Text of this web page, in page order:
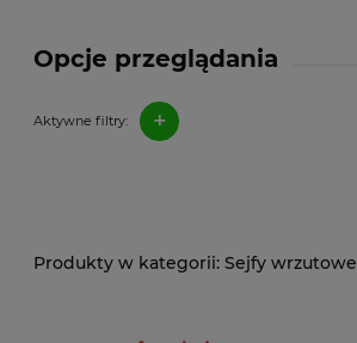
Opcje przeglądania
Aktywne filtry: +
Sejfy wrzutowe